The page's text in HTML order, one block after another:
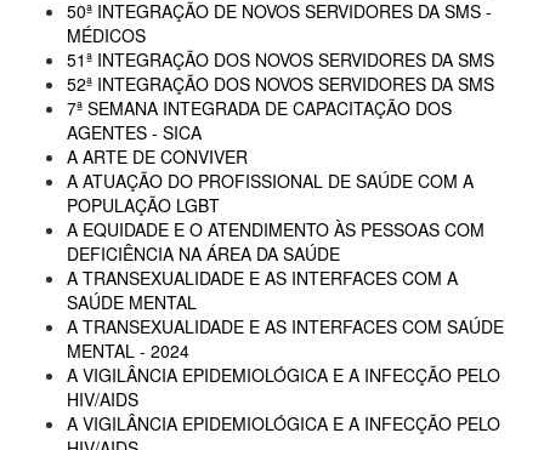
50ª INTEGRAÇÃO DE NOVOS SERVIDORES DA SMS -
MÉDICOS
51ª INTEGRAÇÃO DOS NOVOS SERVIDORES DA SMS
52ª INTEGRAÇÃO DOS NOVOS SERVIDORES DA SMS
7ª SEMANA INTEGRADA DE CAPACITAÇÃO DOS
AGENTES - SICA
A ARTE DE CONVIVER
A ATUAÇÃO DO PROFISSIONAL DE SAÚDE COM A
POPULAÇÃO LGBT
A EQUIDADE E O ATENDIMENTO ÀS PESSOAS COM
DEFICIÊNCIA NA ÁREA DA SAÚDE
A TRANSEXUALIDADE E AS INTERFACES COM A
SAÚDE MENTAL
A TRANSEXUALIDADE E AS INTERFACES COM SAÚDE
MENTAL - 2024
A VIGILÂNCIA EPIDEMIOLÓGICA E A INFECÇÃO PELO
HIV/AIDS
A VIGILÂNCIA EPIDEMIOLÓGICA E A INFECÇÃO PELO